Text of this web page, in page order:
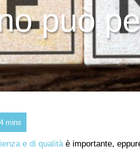
può
e di qualitàè importante,